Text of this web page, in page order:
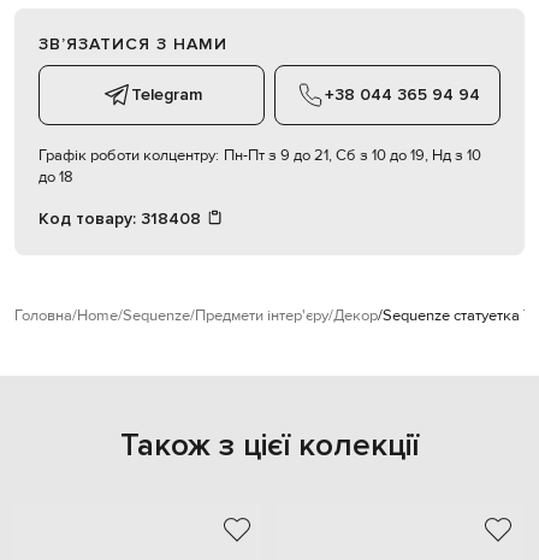
ЗВʼЯЗАТИСЯ З НАМИ
Telegram +38 044 365 94 94
Графік роботи колцентру: Пн-Пт з 9 до 21, Сб з 10 до 19, Нд з 10
до 18
Код товару: 318408
Головна Home Sequenze Предмети інтер'єру Декор Sequenze статуетка
Також з цієї колекції